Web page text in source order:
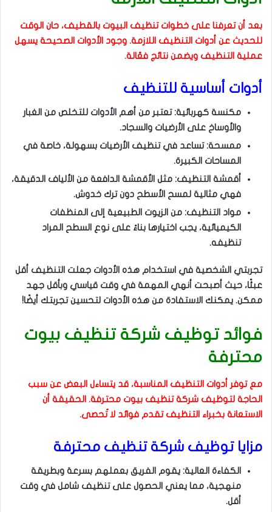
بعد أن تعرفنا على خطوات تنظيف البيوت بالقطيف، حان الوقت
للحديث عن أدوات التنظيف اللازمة. وجود الأدوات الصحيحة يسهل
عملية التنظيف ويضمن نتائج فعّالة.
أدوات أساسية للتنظيف
مكنسة كهربائية: تعتبر من أهم الأدوات للتخلص من الغبار
والأوساخ على الأرضيات والسجاد.
ممسحة: تساعد في تنظيف الأرضيات بسهولة، خاصة في
المساحات الكبيرة.
أقمشة التنظيف: مثل الأقمشة الدافعة من الألياف الدقيقة،
فهي مثالية لمسح الأسطح دون ترك خدوش.
مواد التنظيف: من الزيوت الطبيعية إلى المنظفات
الكيميائية، يجب اختيارها بناءً على نوع السطح المراد
تنظيفه.
تجربتي الشخصية في استخدام هذه الأدوات جعلت التنظيف أقل
عبئًا، حيث أصبحت أنهي المهمة في وقت قياسي وبأقل جهد
ممكن. يمكنك الاستفادة من هذه الأدوات لتحسين تجربتك أيضًا!
فوائد توظيف شركة تنظيف بيوت
محترفة
مع توفر أدوات التنظيف المناسبة، قد يتساءل البعض عن سبب
الحاجة لتوظيف شركة تنظيف بيوت محترفة. الحقيقة أن
الاستعانة بخبراء التنظيف تقدم فوائد لا تُحصى.
مزايا توظيف شركة تنظيف محترفة
الكفاءة العالية: يقوم الفريق بعملهم بسرعة وبطريقة
منهجية، مما يعني الحصول على تنظيف شامل في وقت
أقل.